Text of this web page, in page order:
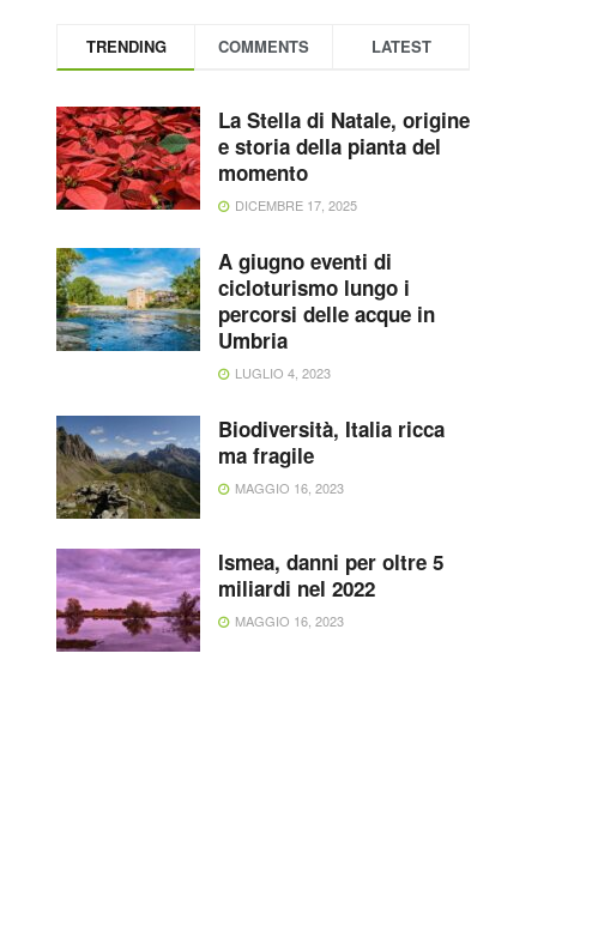
TRENDING COMMENTS LATEST
La Stella di Natale, origine
e storia della pianta del
momento
DICEMBRE 17, 2025
A giugno eventi di
cicloturismo lungo i
percorsi delle acque in
Umbria
LUGLIO 4, 2023
Biodiversità, Italia ricca
ma fragile
MAGGIO 16, 2023
Ismea, danni per oltre 5
miliardi nel 2022
MAGGIO 16, 2023